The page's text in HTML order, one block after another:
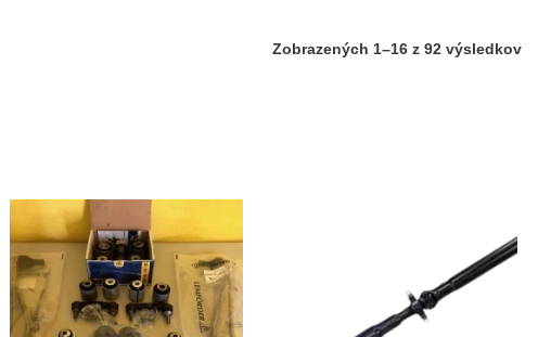
Zobrazených 1–16 z 92 výsledkov